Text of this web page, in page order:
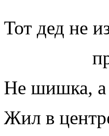
Тот дед не
Не шишка,
Жил в